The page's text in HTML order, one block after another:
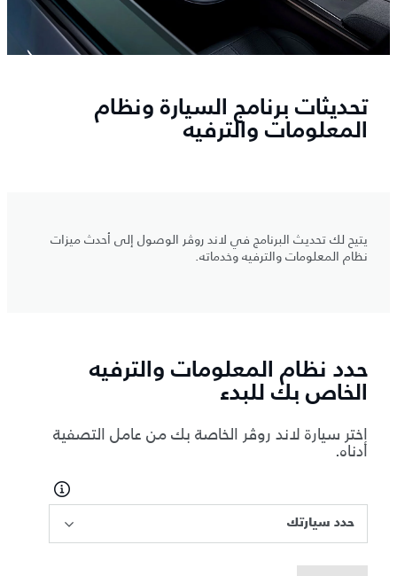
تحديثات برنامج السيارة ونظام
المعلومات والترفيه
يتيح لك تحديث البرنامج في لاند روڤر الوصول إلى أحدث ميزات
نظام المعلومات والترفيه وخدماته.
حدد نظام المعلومات والترفيه
الخاص بك للبدء
اختر سيارة لاند روڤر الخاصة بك من عامل التصفية
أدناه.
حدد سيارتك